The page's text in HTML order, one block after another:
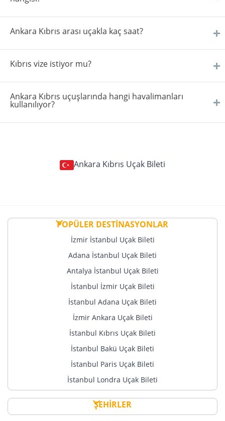
Ankara Kıbrıs arası uçakla kaç saat?
Kıbrıs vize istiyor mu?
Ankara Kıbrıs uçuşlarında hangi havalimanları
kullanılıyor?
Ankara Kıbrıs Uçak Bileti
POPÜLER DESTİNASYONLAR
İzmir İstanbul Uçak Bileti
Adana İstanbul Uçak Bileti
Antalya İstanbul Uçak Bileti
İstanbul İzmir Uçak Bileti
İstanbul Adana Uçak Bileti
İzmir Ankara Uçak Bileti
İstanbul Kıbrıs Uçak Bileti
İstanbul Bakü Uçak Bileti
İstanbul Paris Uçak Bileti
İstanbul Londra Uçak Bileti
ŞEHİRLER